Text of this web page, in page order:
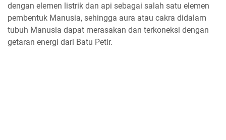
dengan elemen listrik dan api sebagai salah satu elemen
pembentuk Manusia, sehingga aura atau cakra didalam
tubuh Manusia dapat merasakan dan terkoneksi dengan
getaran energi dari Batu Petir.